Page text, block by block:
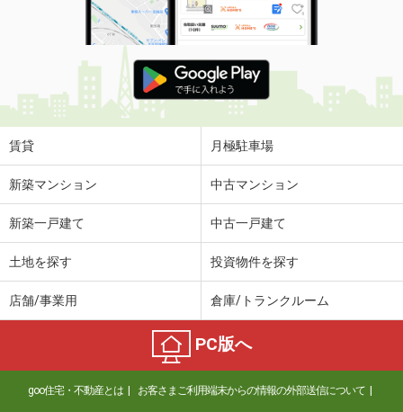
賃貸 月極駐車場
新築マンション 中古マンション
新築一戸建て 中古一戸建て
土地を探す 投資物件を探す
店舗/事業用 倉庫/トランクルーム
PC版へ
goo住宅・不動産とは お客さまご利用端末からの情報の外部送信について